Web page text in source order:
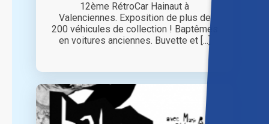
12ème RétroCar Hainaut à
Valenciennes. Exposition de plus de
200 véhicules de collection ! Baptêmes
en voitures anciennes. Buvette et [...]